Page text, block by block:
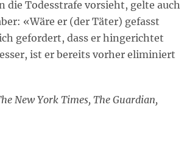
die Todesstrafe vorsieht, gelte auch
«Wäre er (der Täter) gefasst
gefordert, dass er hingerichtet
ist er bereits vorher eliminiert
New York Times, The Guardian,